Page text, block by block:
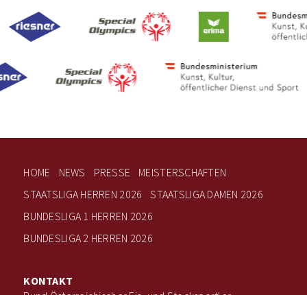
HOME NEWS PRESSE
MEISTERSCHAFTEN
STAATSLIGA HERREN 2026
STAATSLIGA DAMEN 2026
BUNDESLIGA 1 HERREN 2026
BUNDESLIGA 2 HERREN 2026
KONTAKT